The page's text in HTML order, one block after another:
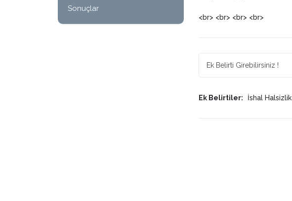
Sonuçlar
<br> <br> <br> <br>
Ek Belirtiler: İshal Halsizlik